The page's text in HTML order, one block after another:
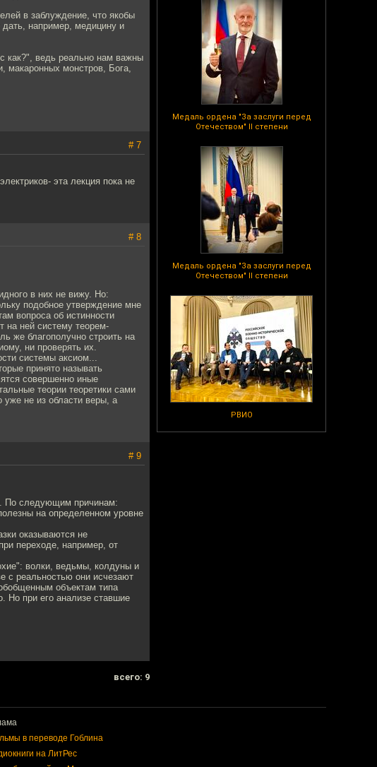
Медаль ордена "За заслуги перед
Отечеством" II степени
Медаль ордена "За заслуги перед
Отечеством" II степени
РВИО
в заблуждение, что якобы
например, медицину и
как?", ведь реально нам важны
макаронных монстров, Бога,
# 7
эта лекция пока не
# 8
в них не вижу. Но:
подобное утверждение мне
вопроса об истинности
на ней систему теорем-
же благополучно строить на
ни проверять их.
системы аксиом...
принято называть
совершенно иные
теории теоретики сами
уже не из области веры, а
# 9
По следующим причинам:
на определенном уровне
оказываются не
переходе, например, от
волки, ведьмы, колдуны и
с реальностью они исчезают
объектам типа
Но при его анализе ставшие
всего: 9
в переводе Гоблина
на ЛитРес